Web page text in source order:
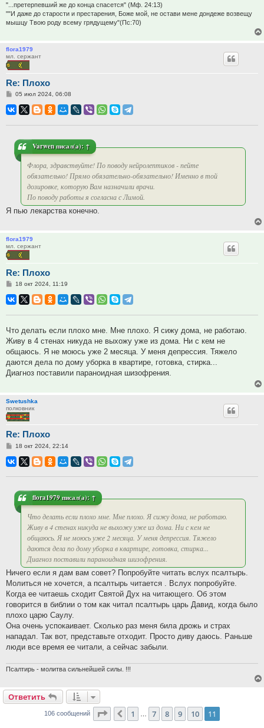
"...претерпевший же до конца спасется" (Мф. 24:13)
""И даже до старости и престарения, Боже мой, не остави мене дондеже возвещу
мышцу Твою роду всему грядущему"(Пс:70)
flora1979
мл. сержант
Re: Плохо
Сообщение
05 июл 2024, 06:08
Varwenписал(а): ↑
Флора, здравствуйте! По поводу нейролептиков - пейте
обязательно! Прямо обязательно-обязательно! Именно в той
дозировке, которую Вам назначили врачи.
По поводу работы я согласна с Лимой.
Я пью лекарства конечно.
flora1979
мл. сержант
Re: Плохо
Сообщение
18 окт 2024, 11:19
Что делать если плохо мне. Мне плохо. Я сижу дома, не работаю.
Живу в 4 стенах никуда не выхожу уже из дома. Ни с кем не
общаюсь. Я не моюсь уже 2 месяца. У меня депрессия. Тяжело
даются дела по дому уборка в квартире, готовка, стирка...
Диагноз поставили параноидная шизофрения.
Swetushka
полковник
Re: Плохо
Сообщение
18 окт 2024, 22:14
flora1979писал(а): ↑
Что делать если плохо мне. Мне плохо. Я сижу дома, не работаю.
Живу в 4 стенах никуда не выхожу уже из дома. Ни с кем не
общаюсь. Я не моюсь уже 2 месяца. У меня депрессия. Тяжело
даются дела по дому уборка в квартире, готовка, стирка...
Диагноз поставили параноидная шизофрения.
Ничего если я дам вам совет? Попробуйте читать вслух псалтырь.
Молиться не хочется, а псалтырь читается . Вслух попробуйте.
Когда ее читаешь сходит Святой Дух на читающего. Об этом
говорится в библии о том как читал псалтырь царь Давид, когда было
плохо царю Саулу.
Она очень успокаивает. Сколько раз меня била дрожь и страх
нападал. Так вот, представьте отходит. Просто диву даюсь. Раньше
люди все время ее читали, а сейчас забыли.
Псалтирь - молитва сильнейшей силы. !!!
Ответить
106 сообщений Страница 11 из
Пред.
1 7 8 9 10 11